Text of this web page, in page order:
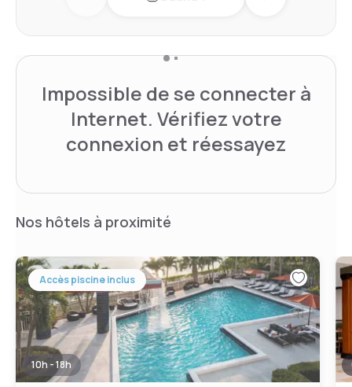
Previous day Next day
Impossible de se connecter à
Internet. Vérifiez votre
connexion et réessayez
Nos hôtels à proximité
Accès piscine inclus
10h - 18h